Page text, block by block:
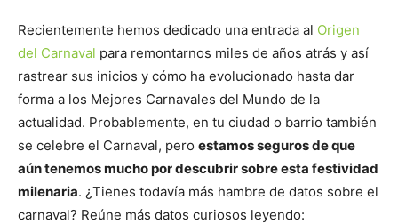
Recientemente hemos dedicado una entrada al Origen
del Carnaval para remontarnos miles de años atrás y así
rastrear sus inicios y cómo ha evolucionado hasta dar
forma a los Mejores Carnavales del Mundo de la
actualidad. Probablemente, en tu ciudad o barrio también
se celebre el Carnaval, pero estamos seguros de que
aún tenemos mucho por descubrir sobre esta festividad
milenaria. ¿Tienes todavía más hambre de datos sobre el
carnaval? Reúne más datos curiosos leyendo: